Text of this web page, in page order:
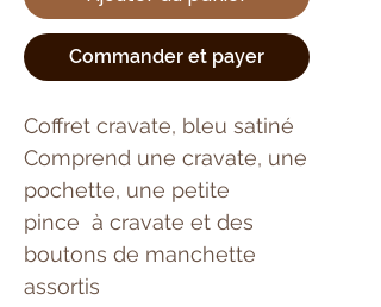
Commander et payer
Coffret cravate, bleu satiné
Comprend une cravate, une
pochette, une petite
pince à cravate et des
boutons de manchette
assortis